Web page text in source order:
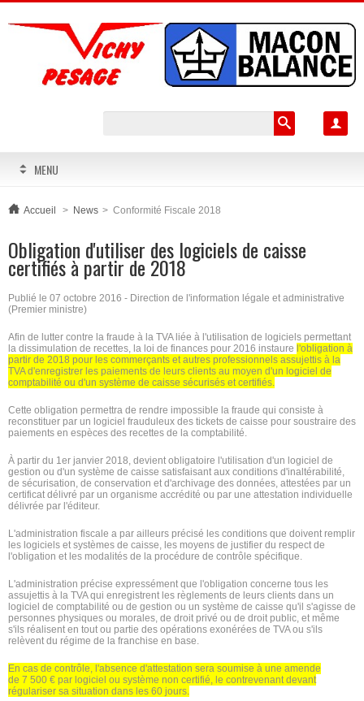

MENU
Accueil > News > Conformité Fiscale 2018
Obligation d'utiliser des logiciels de caisse
certifiés à partir de 2018
Publié le 07 octobre 2016 - Direction de l'information légale et administrative
(Premier ministre)
Afin de lutter contre la fraude à la TVA liée à l'utilisation de logiciels permettant
la dissimulation de recettes, la loi de finances pour 2016 instaure l'obligation à
partir de 2018 pour les commerçants et autres professionnels assujettis à la
TVA d'enregistrer les paiements de leurs clients au moyen d'un logiciel de
comptabilité ou d'un système de caisse sécurisés et certifiés.
Cette obligation permettra de rendre impossible la fraude qui consiste à
reconstituer par un logiciel frauduleux des tickets de caisse pour soustraire des
paiements en espèces des recettes de la comptabilité.
À partir du 1er janvier 2018, devient obligatoire l'utilisation d'un logiciel de
gestion ou d'un système de caisse satisfaisant aux conditions d'inaltérabilité,
de sécurisation, de conservation et d'archivage des données, attestées par un
certificat délivré par un organisme accrédité ou par une attestation individuelle
délivrée par l'éditeur.
L'administration fiscale a par ailleurs précisé les conditions que doivent remplir
les logiciels et systèmes de caisse, les moyens de justifier du respect de
l'obligation et les modalités de la procédure de contrôle spécifique.
L'administration précise expressément que l'obligation concerne tous les
assujettis à la TVA qui enregistrent les règlements de leurs clients dans un
logiciel de comptabilité ou de gestion ou un système de caisse qu'il s'agisse de
personnes physiques ou morales, de droit privé ou de droit public, et même
s'ils réalisent en tout ou partie des opérations exonérées de TVA ou s'ils
relèvent du régime de la franchise en base.
En cas de contrôle, l'absence d'attestation sera soumise à une amende
de 7 500 € par logiciel ou système non certifié, le contrevenant devant
régulariser sa situation dans les 60 jours.